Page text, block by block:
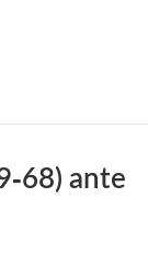
68) ante